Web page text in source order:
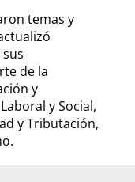
temas y
de la
y
y Social,
y Tributación,